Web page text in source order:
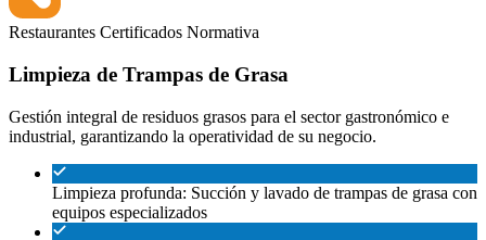
Restaurantes Certificados Normativa
Limpieza de Trampas de Grasa
Gestión integral de residuos grasos para el sector gastronómico e
industrial, garantizando la operatividad de su negocio.
Limpieza profunda: Succión y lavado de trampas de grasa con
equipos especializados